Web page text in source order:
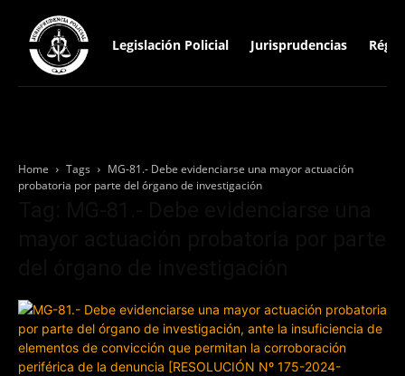
Legislación Policial Jurisprudencias
Home Tags
MG-81.- Debe evidenciarse una mayor actuación
probatoria por parte del órgano de investigación